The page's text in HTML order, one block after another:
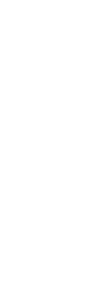
של עולם
גן
השכונה הפך
הבנייה,
הרמת גני